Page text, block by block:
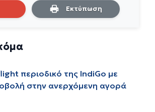
Εκτύπωση
περιοδικό της IndiGo με
στην ανερχόμενη αγορά